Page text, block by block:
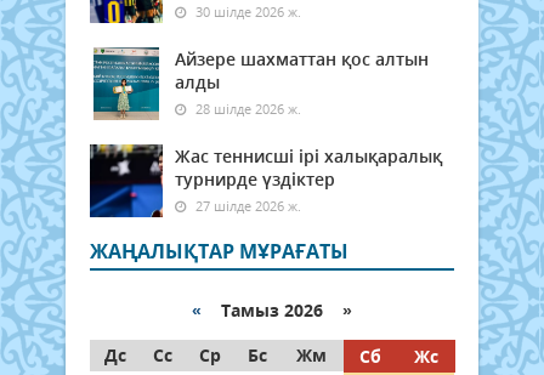
30 шілде 2026 ж.
Айзере шахматтан қос алтын
алды
28 шілде 2026 ж.
Жас теннисші ірі халықаралық
турнирде үздіктер
27 шілде 2026 ж.
ЖАҢАЛЫҚТАР МҰРАҒАТЫ
« Тамыз 2026 »
Дс
Сс Ср Бс Жм Сб
Жс